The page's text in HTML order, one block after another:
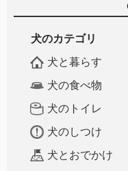
犬のカテゴリ
犬と暮らす
犬の食べ物
犬のトイレ
犬のしつけ
犬とおでかけ